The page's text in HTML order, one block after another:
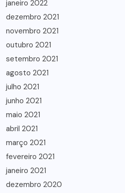
janeiro 2022
dezembro 2021
novembro 2021
outubro 2021
setembro 2021
agosto 2021
julho 2021
junho 2021
maio 2021
abril 2021
março 2021
fevereiro 2021
janeiro 2021
dezembro 2020